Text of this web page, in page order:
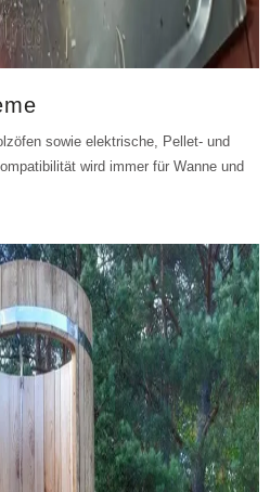
sowie elektrische, Pellet- und
wird immer für Wanne und